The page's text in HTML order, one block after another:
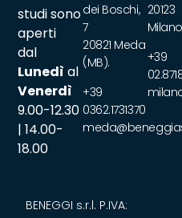
studi sono
aperti
dal
Lunedì al
Venerdì
9.00-12.30
| 14.00-
18.00
dei Boschi,
7
20821 Meda
(MB).
+39
0362.1731370
20123
Milano
+39
BENEGGI s.r.l. P.IVA: